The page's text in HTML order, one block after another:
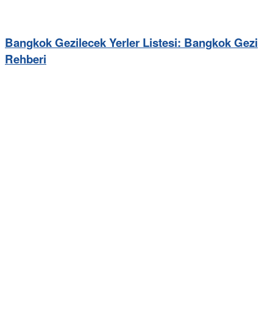
Bangkok Gezilecek Yerler Listesi: Bangkok Gezi
Rehberi